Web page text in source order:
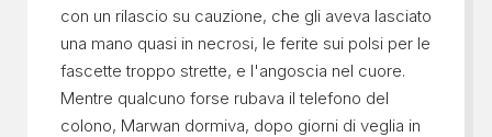
con un rilascio su cauzione, che gli aveva lasciato
una mano quasi in necrosi, le ferite sui polsi per le
fascette troppo strette, e l'angoscia nel cuore.
Mentre qualcuno forse rubava il telefono del
colono, Marwan dormiva, dopo giorni di veglia in